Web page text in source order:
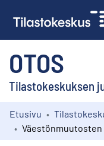
OTOS
Tilastokeskuksen
Kokoelmat
Etusivu